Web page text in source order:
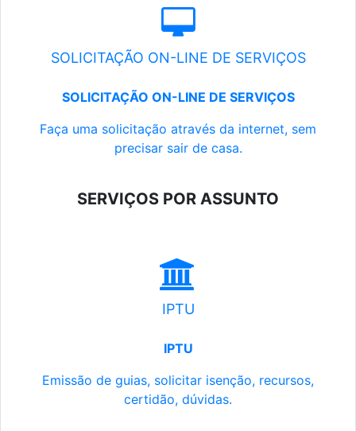
SOLICITAÇÃO ON-LINE DE SERVIÇOS
SOLICITAÇÃO ON-LINE DE SERVIÇOS
Faça uma solicitação através da internet, sem
precisar sair de casa.
SERVIÇOS POR ASSUNTO
IPTU
IPTU
Emissão de guias, solicitar isenção, recursos,
certidão, dúvidas.